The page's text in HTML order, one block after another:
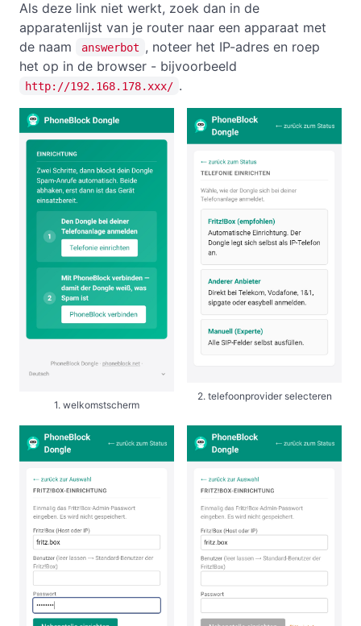
Als deze link niet werkt, zoek dan in de
apparatenlijst van je router naar een apparaat met
de naam
answerbot , noteer het IP-adres en roep
het op in de browser - bijvoorbeeld
http://192.168.178.xxx/ .
1. welkomstscherm
2. telefoonprovider selecteren